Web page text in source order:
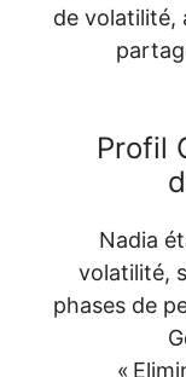
de